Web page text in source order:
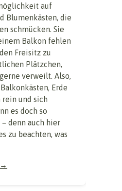
auf
Blumenkästen, die
schmücken. Sie
Balkon fehlen
Freisitz zu
Plätzchen,
verweilt. Also,
Erde
rein und sich
es doch so
denn auch hier
zu beachten, was